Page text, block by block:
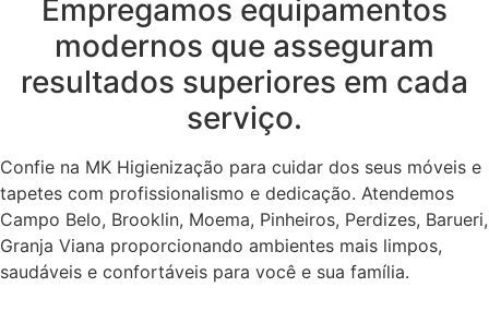
Empregamos equipamentos
modernos que asseguram
resultados superiores em cada
serviço.
Confie na MK Higienização para cuidar dos seus móveis e
tapetes com profissionalismo e dedicação. Atendemos
Campo Belo, Brooklin, Moema, Pinheiros, Perdizes, Barueri,
Granja Viana proporcionando ambientes mais limpos,
saudáveis e confortáveis para você e sua família.